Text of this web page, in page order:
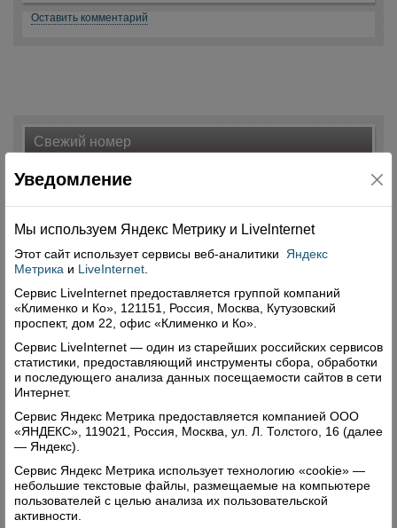
Оставить комментарий
Свежий номер
Уведомление
Мы используем Яндекс Метрику и Livelnternet
Этот сайт использует сервисы веб-аналитики
Яндекс
Метрика и LiveInternet
Сервис LiveInternet предоставляется группой компаний
«Клименко и Ко», 121151, Россия, Москва, Кутузовский
проспект, дом 22, офис «Клименко и Ко».
Сервис LiveInternet — один из старейших российских сервисов
статистики, предоставляющий инструменты сбора, обработки
и последующего анализа данных посещаемости сайтов в сети
Интернет.
Сервис Яндекс Метрика предоставляется компанией ООО
«ЯНДЕКС», 119021, Россия, Москва, ул. Л. Толстого, 16 (далее
— Яндекс).
Сервис Яндекс Метрика использует технологию «cookie» —
небольшие текстовые файлы, размещаемые на компьютере
пользователей с целью анализа их пользовательской
активности.